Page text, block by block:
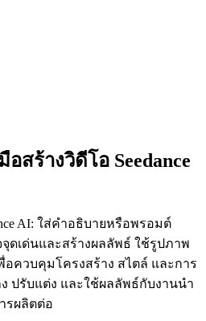
สร้างวิดีโอ Seedance
AI: ใส่คำอธิบายหรือพรอมต์
จุดเด่นและสร้างผลลัพธ์ ใช้รูปภาพ
ควบคุมโครงสร้าง สไตล์ และการ
ปรับแต่ง และใช้ผลลัพธ์กับงานนำ
รผลิตต่อ